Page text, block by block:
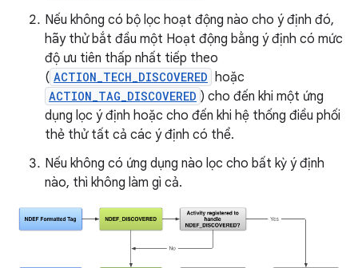
Nếu không có bộ lọc hoạt động nào cho ý định đó,
hãy thử bắt đầu một Hoạt động bằng ý định có mức
độ ưu tiên thấp nhất tiếp theo
( ACTION_TECH_DISCOVERED hoặc
ACTION_TAG_DISCOVERED ) cho đến khi một ứng
dụng lọc ý định hoặc cho đến khi hệ thống điều phối
thẻ thử tất cả các ý định có thể.
Nếu không có ứng dụng nào lọc cho bất kỳ ý định
nào, thì không làm gì cả.